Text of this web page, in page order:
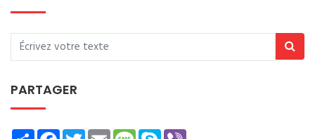
PARTAGER
ShareFacebookTwitterEmailMessage
Skype